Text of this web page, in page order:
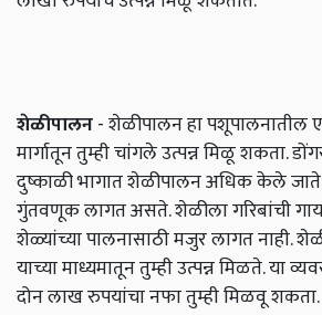
शेळीपालन- शेळीपालन हा पशूपालनातील
मार्गातून तुम्ही चांगले उत्पन्न मिळू शकता.
दुष्काळी भागात शेळीपालन अधिक केले
गुंतवणूक लागत असते. शेळीला गरिबांची
शेळ्यांच्या पालनासाठी मजुर लागत नाही.
याच्या माध्यमातून तुम्ही उत्पन्न मिळते. या
दोन लाख रुपयांचा नफा तुम्ही मिळवू शकता.